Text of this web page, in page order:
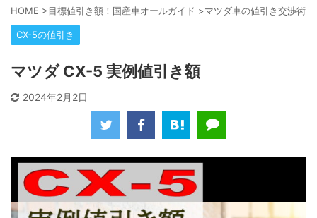
HOME >目標値引き額！国産車オールガイド >マツダ車の値引き交渉術
CX-5の値引き
マツダ CX-5 実例値引き額
2024年2月2日